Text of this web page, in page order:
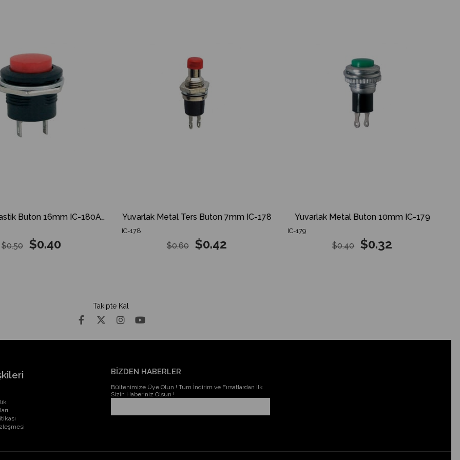
Yuvarlak Plastik Buton 16mm IC-180A IC 180A IC180A
$0.40
$0.50
Yuvarlak Metal Ters Buton 7mm IC-178
IC-178
$0.42
$0.60
Yuvarlak Metal Buton 10mm IC-179
IC-179
$0.32
$0.40
Takipte Kal
BİZDEN HABERLER
Bültenimize Üye Olun ! Tüm İndirim ve Fırsatlardan İlk
Sizin Haberiniz Olsun !